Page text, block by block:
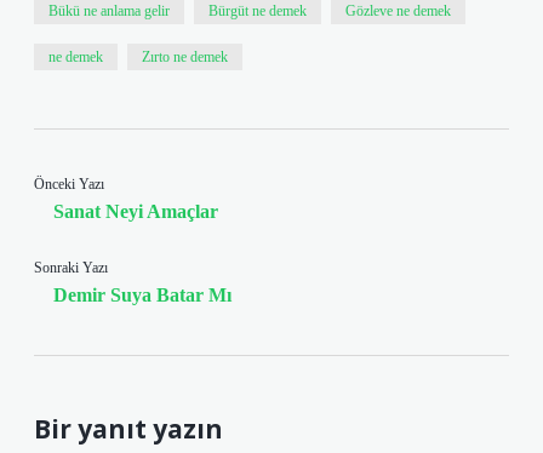
Bükü ne anlama gelir Bürgüt ne demek Gözleve ne demek
ne demek Zırto ne demek
Önceki Yazı
Sanat Neyi Amaçlar
Sonraki Yazı
Demir Suya Batar Mı
Bir yanıt yazın